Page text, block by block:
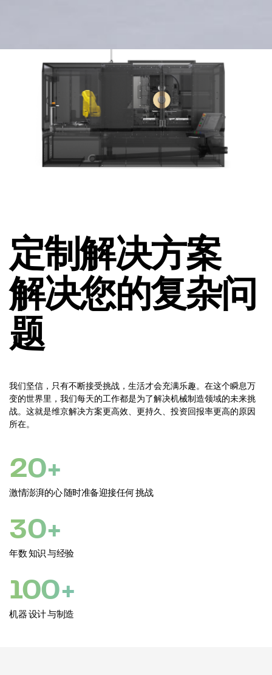
定制解决方案
解决您的复杂问
题
我们坚信，只有不断接受挑战，生活才会充满乐趣。在这个瞬息万
变的世界里，我们每天的工作都是为了解决机械制造领域的未来挑
战。这就是维京解决方案更高效、更持久、投资回报率更高的原因
所在。
20+
激情澎湃的心 随时准备迎接任何 挑战
30+
年数 知识 与经验
100+
机器 设计 与制造